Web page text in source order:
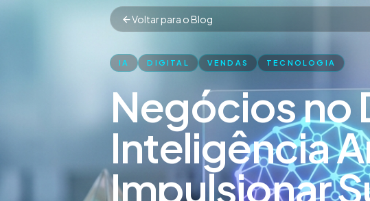
Voltar para o Blog
IA DIGITAL VENDAS TECNOLOGIA
Negócios no
Inteligência
Impulsionar